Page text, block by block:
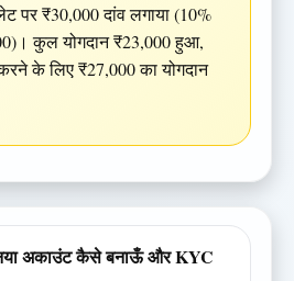
पर ₹30,000 दांव लगाया (10%
कुल योगदान ₹23,000 हुआ,
के लिए ₹27,000 का योगदान
अकाउंट कैसे बनाऊँ और KYC